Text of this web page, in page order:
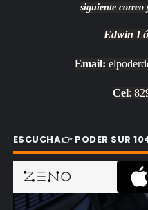
siguiente correo
Edwin
Email:
Cel:
ESCUCHA👉 PODER SUR